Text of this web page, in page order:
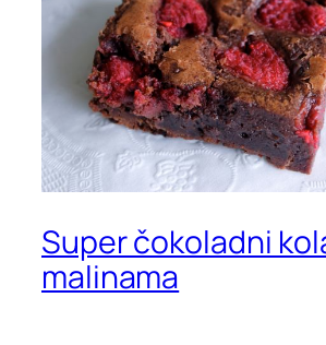
Super čokoladni
malinama